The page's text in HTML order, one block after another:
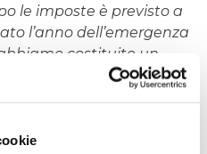
le imposte è previsto a
l’anno dell’emergenza
costituito un
che si riunisce su base
aumentare